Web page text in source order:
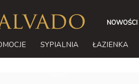
NOWOŚCI
SYPIALNIA ŁAZIENKA